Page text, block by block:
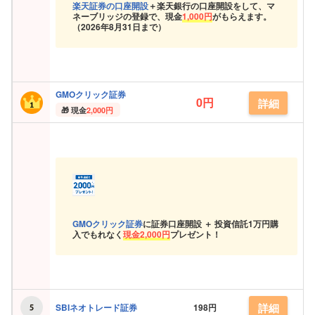
楽天証券の口座開設＋楽天銀行の口座開設をして、マ
ネーブリッジの登録で、現金1,000円がもらえます。
（2026年8月31日まで）
GMOクリック証券
現金2,000円 0円 詳細
GMOクリック証券に証券口座開設 ＋ 投資信託1万円購
入でもれなく現金2,000円プレゼント！
SBIネオトレード証券 198円 詳細